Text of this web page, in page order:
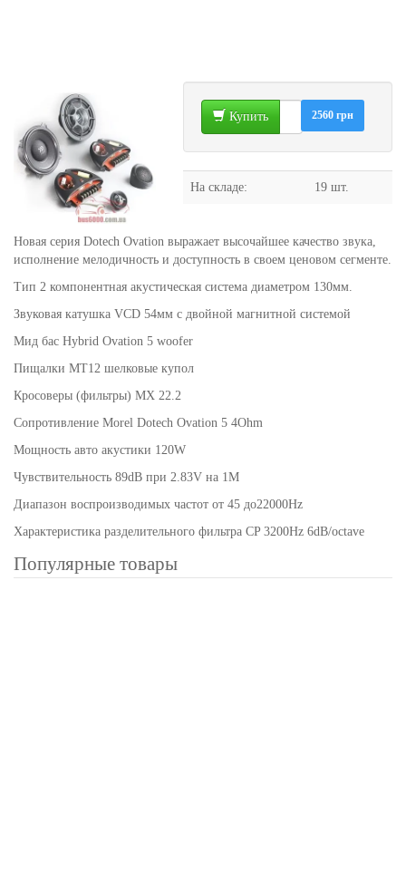
Купить 2560 грн
На складе: 19 шт.
Новая серия Dotech Ovation выражает высочайшее качество звука,
исполнение мелодичность и доступность в своем ценовом сегменте.
Тип 2 компонентная акустическая система диаметром 130мм.
Звуковая катушка VCD 54мм c двойной магнитной системой
Мид бас Hybrid Ovation 5 woofer
Пищалки MT12 шелковые купол
Кросоверы (фильтры) MX 22.2
Сопротивление Morel Dotech Ovation 5 4Ohm
Мощность авто акустики 120W
Чувствительность 89dB при 2.83V на 1M
Диапазон воспроизводимых частот от 45 до22000Hz
Характеристика разделительного фильтра CP 3200Hz 6dB/octave
Популярные товары